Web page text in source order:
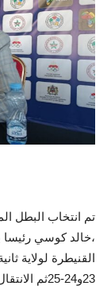
تم انتخاب البطل
،خالد كوسي